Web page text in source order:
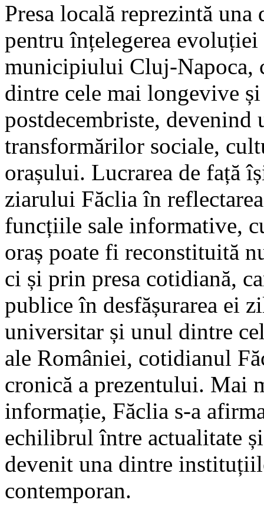
Presa locală reprezintă
pentru înțelegerea
municipiului Cluj-Napoca,
dintre cele mai longevive
postdecembriste, devenind
transformărilor sociale,
orașului. Lucrarea de față
ziarului Făclia în
funcțiile sale informative,
oraș poate fi reconstituită
ci și prin presa cotidiană,
publice în desfășurarea ei
universitar și unul dintre
ale României, cotidianul
cronică a prezentului. Mai
informație, Făclia s-a
echilibrul între actualitate
devenit una dintre
contemporan.